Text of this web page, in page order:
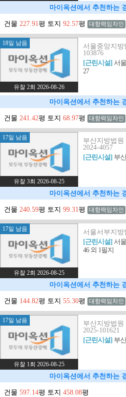
마이옥션에서 추천하는
건물 227.91평 토지 92.57평 대항력임차인
18일 남음
유찰 2회 2026-08-26
서울중앙지방
103876
[근린시설]서
27
마이옥션에서 추천하는
건물 241.42평 토지 68.97평 대항력임차인
17일 남음
유찰 3회 2026-08-25
부산지방법원
2024-4057
[근린시설] 부
마이옥션에서 추천하는
건물 240.59평 토지 99.31평 대항력임차인
17일 남음
유찰 2회 2026-08-25
서울서부지방
[근린시설]서
46 외 1필지
마이옥션에서 추천하는
건물 144.82평 토지 55.30평 대항력임차인
17일 남음
유찰 1회 2026-08-25
부산지방법원
2025-101621
[근린시설] 부
마이옥션에서 추천하는
건물 597.14평 토지 458.08평